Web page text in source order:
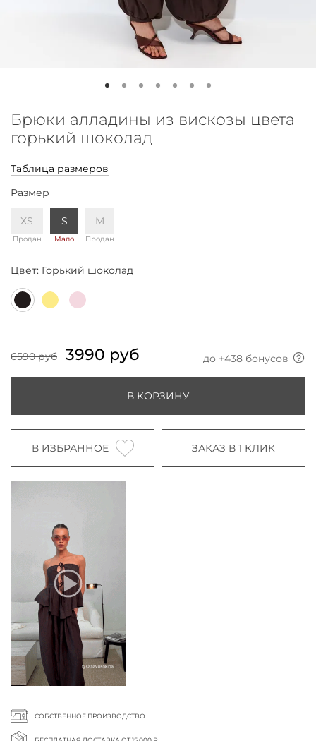
Брюки алладины из вискозы цвета
горький шоколад
Таблица размеров
Размер
XS
Продан
S
Мало
M
Продан
Цвет: Горький шоколад
6590 руб 3990 руб до +438 бонусов
В КОРЗИНУ
В ИЗБРАННОЕ ЗАКАЗ В 1 КЛИК
СОБСТВЕННОЕ ПРОИЗВОДСТВО